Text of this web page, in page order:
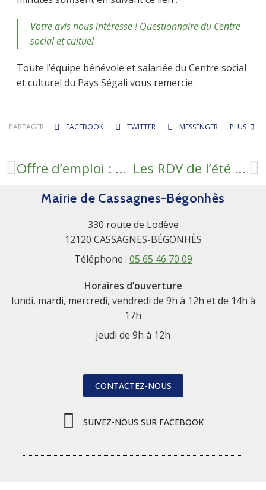
Votre avis nous intéresse ! Questionnaire du Centre
social et cultuel
Toute l’équipe bénévole et salariée du Centre social
et culturel du Pays Ségali vous remercie.
PARTAGER: FACEBOOK TWITTER MESSENGER PLUS
Offre d’emploi : Agent de service polyvalent (H/F) Les RDV de l’été // Atlas de la Biodiversité de Pays Ségali
Mairie de Cassagnes-Bégonhès
330 route de Lodève
12120 CASSAGNES-BÉGONHÈS
Téléphone : 05 65 46 70 09
Horaires d’ouverture
lundi, mardi, mercredi, vendredi de 9h à 12h et de 14h à
17h
jeudi de 9h à 12h
CONTACTEZ-NOUS
SUIVEZ-NOUS SUR FACEBOOK